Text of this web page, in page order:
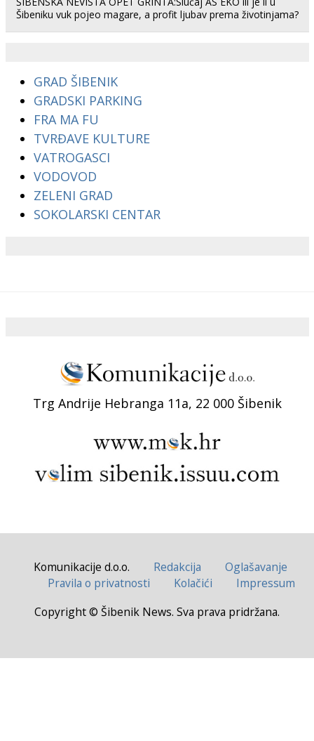
Šibeniku vuk pojeo magare, a profit ljubav prema životinjama?
GRAD ŠIBENIK
GRADSKI PARKING
FRA MA FU
TVRĐAVE KULTURE
VATROGASCI
VODOVOD
ZELENI GRAD
SOKOLARSKI CENTAR
Trg Andrije Hebranga 11a, 22 000 Šibenik
Komunikacije d.o.o. Redakcija
Oglašavanje
Pravila o privatnosti
Kolačići
Impressum
Copyright © Šibenik News. Sva prava pridržana.